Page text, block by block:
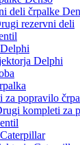
deli črpalke
rezervni deli
Delphi
za popravilo
kompleti za